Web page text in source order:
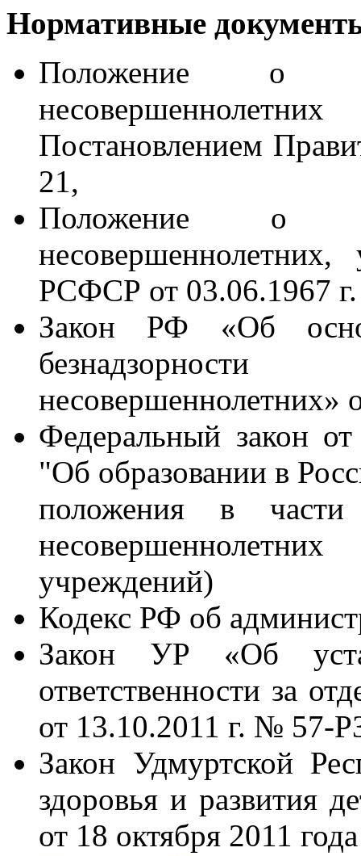
Нормативные
Положение о
Постановлением
21,
Положение о
РСФСР от 03.06.1967 г.
Закон РФ «Об
Федеральный закон
"Об образовании в
положения в
учреждений)
Кодекс РФ об
Закон УР «Об
ответственности за
от 13.10.2011 г. № 57-
Закон Удмуртской
здоровья и развития
от 18 октября 2011